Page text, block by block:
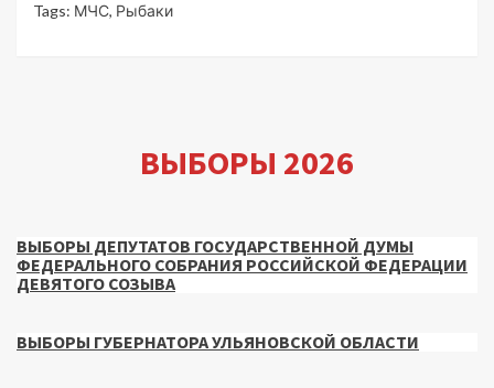
Tags: МЧС, Рыбаки
ВЫБОРЫ 2026
ВЫБОРЫ ДЕПУТАТОВ ГОСУДАРСТВЕННОЙ ДУМЫ
ФЕДЕРАЛЬНОГО СОБРАНИЯ РОССИЙСКОЙ ФЕДЕРАЦИИ
ДЕВЯТОГО СОЗЫВА
ВЫБОРЫ ГУБЕРНАТОРА УЛЬЯНОВСКОЙ ОБЛАСТИ